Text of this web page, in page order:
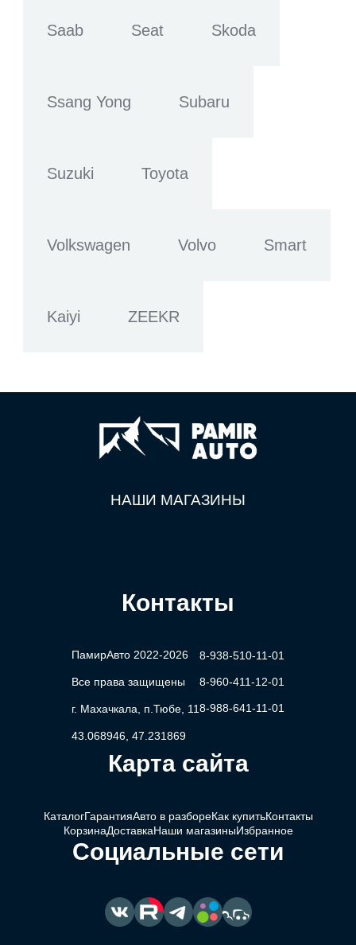
Saab Seat Skoda
Ssang Yong Subaru
Suzuki Toyota
Volkswagen Volvo Smart
Kaiyi ZEEKR
НАШИ МАГАЗИНЫ
Контакты
ПамирАвто 2022-2026
Все права защищены
г. Махачкала, п.Тюбе, 11
43.068946, 47.231869
8-938-510-11-01
8-960-411-12-01
8-988-641-11-01
Карта сайта
КаталогГарантияАвто в разбореКак купитьКонтакты
КорзинаДоставкаНаши магазиныИзбранное
Социальные сети